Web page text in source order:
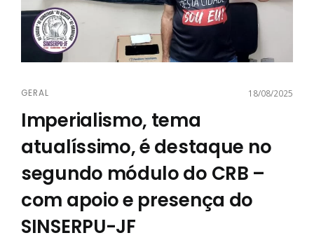
GERAL 18/08/2025
Imperialismo, tema
atualíssimo, é destaque no
segundo módulo do CRB –
com apoio e presença do
SINSERPU-JF